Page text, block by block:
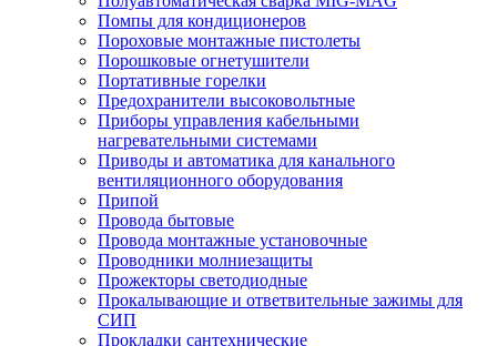
Помпы для кондиционеров
Пороховые монтажные пистолеты
Порошковые огнетушители
Портативные горелки
Предохранители высоковольтные
Приборы управления кабельными
нагревательными системами
Приводы и автоматика для канального
вентиляционного оборудования
Припой
Провода бытовые
Провода монтажные установочные
Проводники молниезащиты
Прожекторы светодиодные
Прокалывающие и ответвительные зажимы для
СИП
Прокладки сантехнические